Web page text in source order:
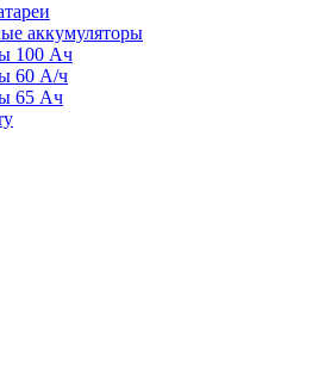
аккумуляторы
100 Ач
60 А/ч
65 Ач